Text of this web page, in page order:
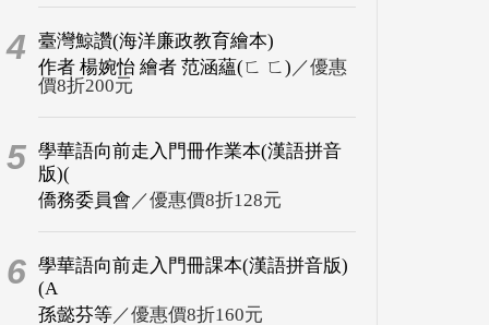
4
臺灣鯨讚(海洋廉政教育繪本)
作者 楊婉怡 繪者 范涵蘊(ㄈ ㄈ) ／優惠
價8折200元
5 學華語向前走入門冊作業本(漢語拼音
版)(
僑務委員會 ／優惠價8折128元
6 學華語向前走入門冊課本(漢語拼音版)
(A
孫懿芬等／優惠價8折160元